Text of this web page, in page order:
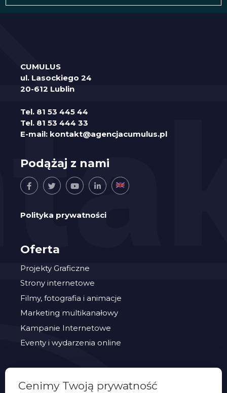
CUMULUS
ul. Lasockiego 24
20-612 Lublin
Tel. 81 53 445 44
Tel. 81 53 444 33
E-mail: kontakt@agencjacumulus.pl
Podążaj z nami
Polityka prywatności
Oferta
Projekty Graficzne
Strony internetowe
Filmy, fotografia i animacje
Marketing multikanałowy
Kampanie Internetowe
Eventy i wydarzenia online
Cenimy Twoją prywatność